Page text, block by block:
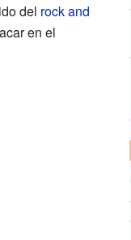
del rock and
en el